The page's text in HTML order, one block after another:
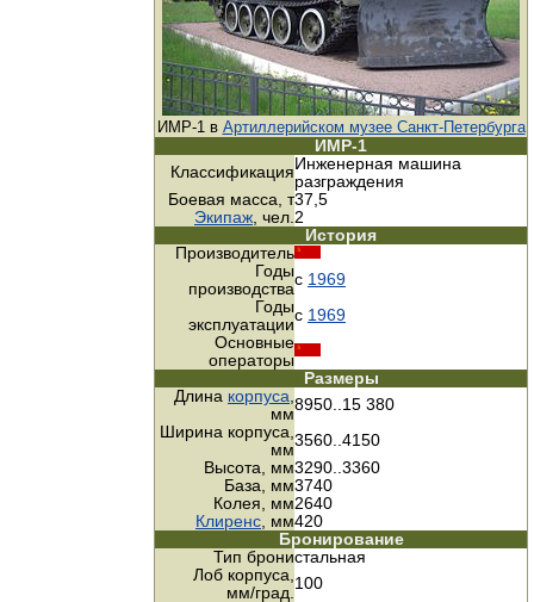
ИМР-1 в Артиллерийском музее Санкт-Петербурга
ИМР-1
КлассификацияИнженерная машина
разграждения
Боевая масса, т37,5
Экипаж , чел. 2
История
Производитель
Годы
производствас 1969
Годы
эксплуатациис 1969
Основные
операторы
Размеры
Длина корпуса
мм8950..15 380
Ширина корпуса,
мм3560..4150
Высота, мм3290..3360
База, мм3740
Колея, мм2640
Клиренс , мм420
Бронирование
Тип бронистальная
Лоб корпуса,
мм/град. 100